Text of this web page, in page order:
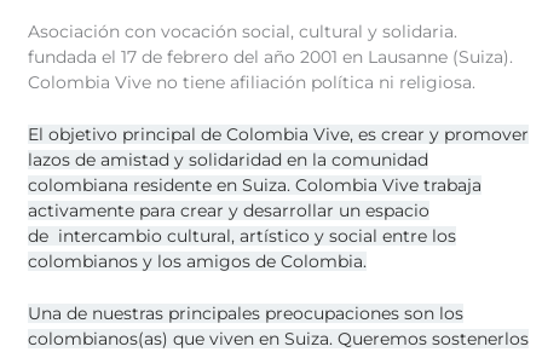
Asociación con vocación social, cultural y solidaria.
fundada el 17 de febrero del año 2001 en Lausanne (Suiza).
Colombia Vive no tiene afiliación política ni religiosa.
El objetivo principal de Colombia Vive, es crear y promover
lazos de amistad y solidaridad en la comunidad
colombiana residente en Suiza. Colombia Vive trabaja
activamente para crear y desarrollar un espacio
de intercambio cultural, artístico y social entre los
colombianos y los amigos de Colombia.
Una de nuestras principales preocupaciones son los
colombianos(as) que viven en Suiza. Queremos sostenerlos